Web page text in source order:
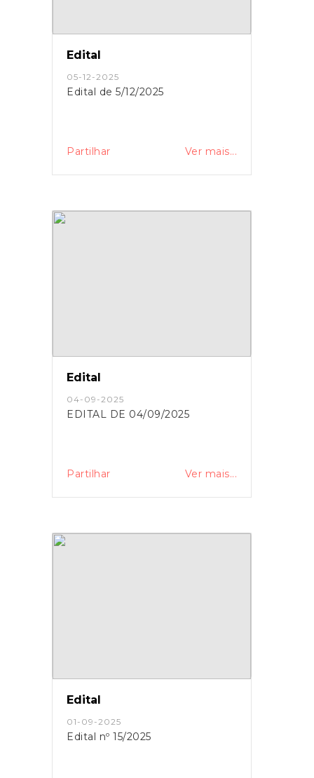
Edital
05-12-2025
Edital de 5/12/2025
Partilhar Ver mais...
Edital
04-09-2025
EDITAL DE 04/09/2025
Partilhar Ver mais...
Edital
01-09-2025
Edital nº 15/2025